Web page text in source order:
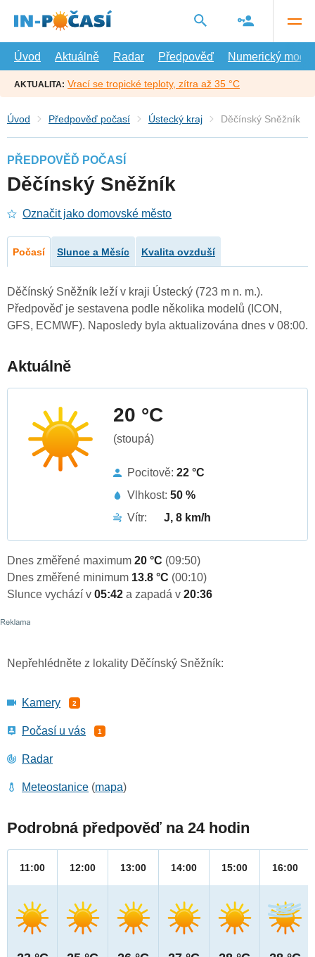
hlavní
Úvod
Aktuálně Radar Předpověď Numerický model
AKTUALITA: Vrací se tropické teploty, zítra až 35 °C
Úvod Předpověď počasí Ústecký kraj Děčínský Sněžník
PŘEDPOVĚĎ POČASÍ
Děčínský Sněžník
Označit jako domovské město
Počasí Slunce a Měsíc Kvalita ovzduší
Děčínský Sněžník leží v kraji Ústecký (723 m n. m.).
Předpověď je sestavena podle několika modelů (ICON,
GFS, ECMWF). Naposledy byla aktualizována dnes v 08:00.
Aktuálně
20 °C
(stoupá)
Pocitově: 22 °C
Vlhkost: 50 %
Vítr:
J, 8 km/h
Dnes změřené maximum 20 °C (09:50)
Dnes změřené minimum 13.8 °C (00:10)
Slunce vychází v 05:42 a zapadá v 20:36
Nepřehlédněte z lokality Děčínský Sněžník:
Kamery 2
Počasí u vás 1
Radar
Meteostanice (mapa)
Podrobná předpověď na 24 hodin
11:00 12:00 13:00 14:00 15:00 16:00